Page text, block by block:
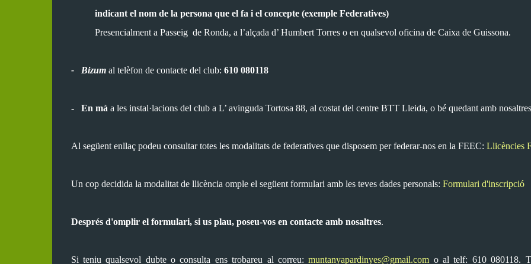
indicant el nom de la persona que el fa i el concepte (exemple Federatives)
Presencialment a Passeig de Ronda, a l’alçada d’ Humbert Torres o en qualsevol oficina de Caixa de Guissona.
- Bizum al telèfon de contacte del club: 610 080118
- En mà a les instal·lacions del club a L’ avinguda Tortosa 88, al costat del centre BTT Lleida, o bé quedant amb
Al següent enllaç podeu consultar totes les modalitats de federatives que disposem per federar-nos en la FEEC: Llicències
Un cop decidida la modalitat de llicència omple el següent formulari amb les teves dades personals: Formulari d'inscripció
Després d'omplir el formulari, si us plau, poseu-vos en contacte amb nosaltres.
Si teniu qualsevol dubte o consulta ens trobareu al correu:muntanyapardinyes@gmail.com o al telf: 610 080118.